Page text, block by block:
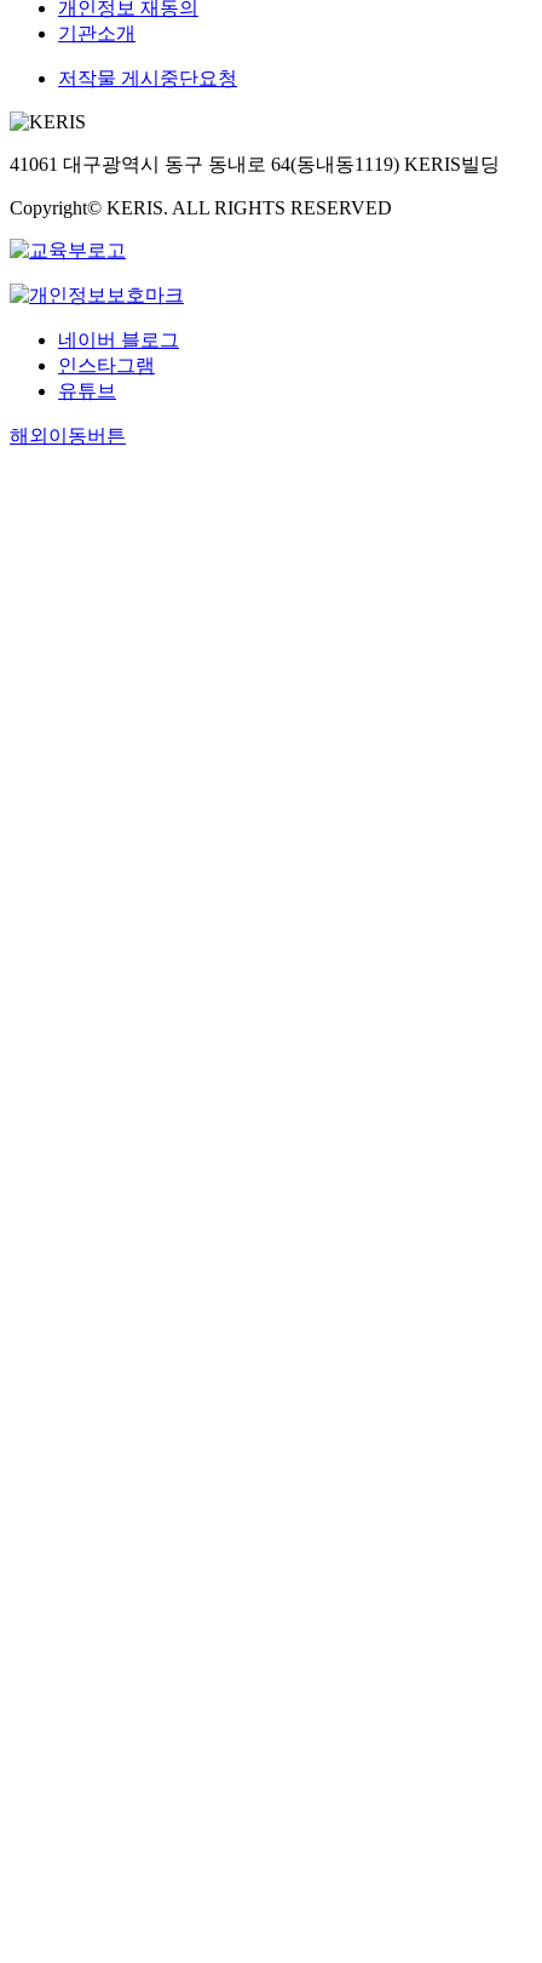
개인정보 재동의
기관소개
저작물 게시중단요청
41061 대구광역시 동구 동내로 64(동내동1119) KERIS빌딩
Copyright© KERIS. ALL RIGHTS RESERVED
네이버 블로그
인스타그램
유튜브
해외이동버튼